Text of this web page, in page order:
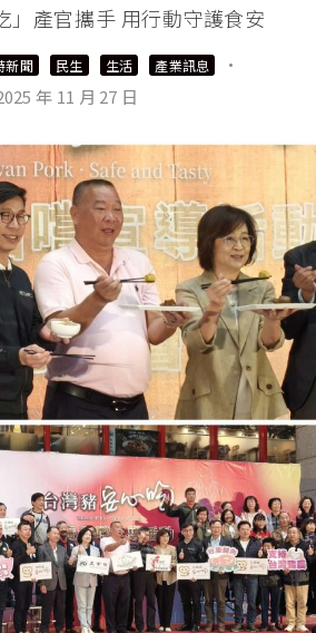
」產官攜手 用行動守護食安
新聞 民生 生活 產業訊息
·
年 11 月 27 日